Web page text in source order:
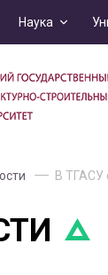
Наука
В ТГАСУ